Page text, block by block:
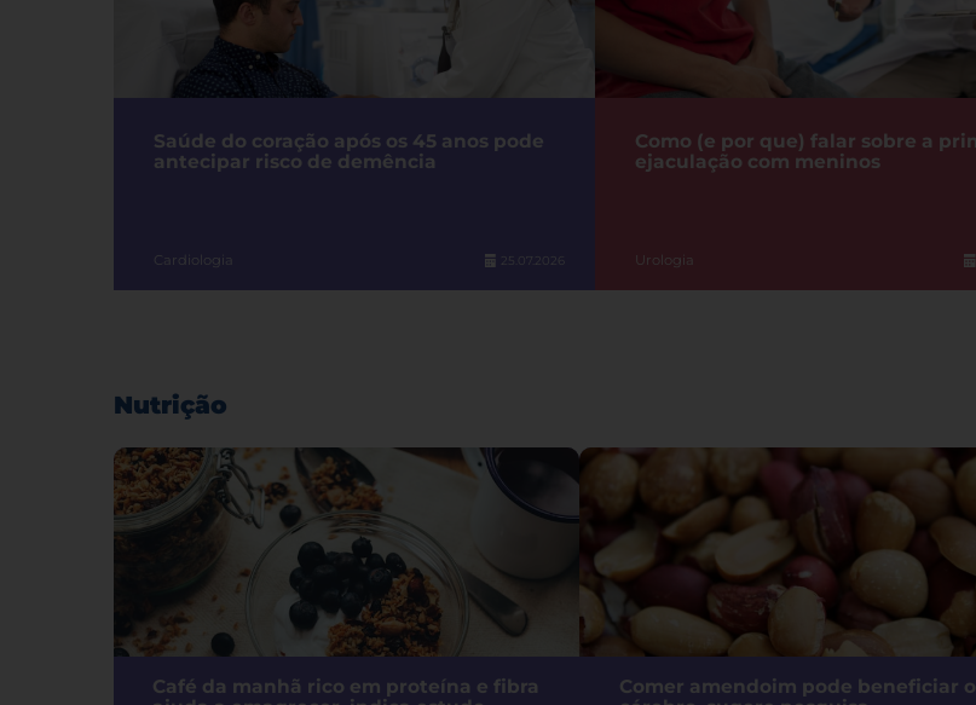
Saúde do coração após os 45 anos pode
antecipar risco de demência
Cardiologia 25.07.2026
Como (e por que) falar sobre a
ejaculação com meninos
Urologia
Nutrição
Café da manhã rico em proteína e fibra
Comer amendoim pode beneficiar o